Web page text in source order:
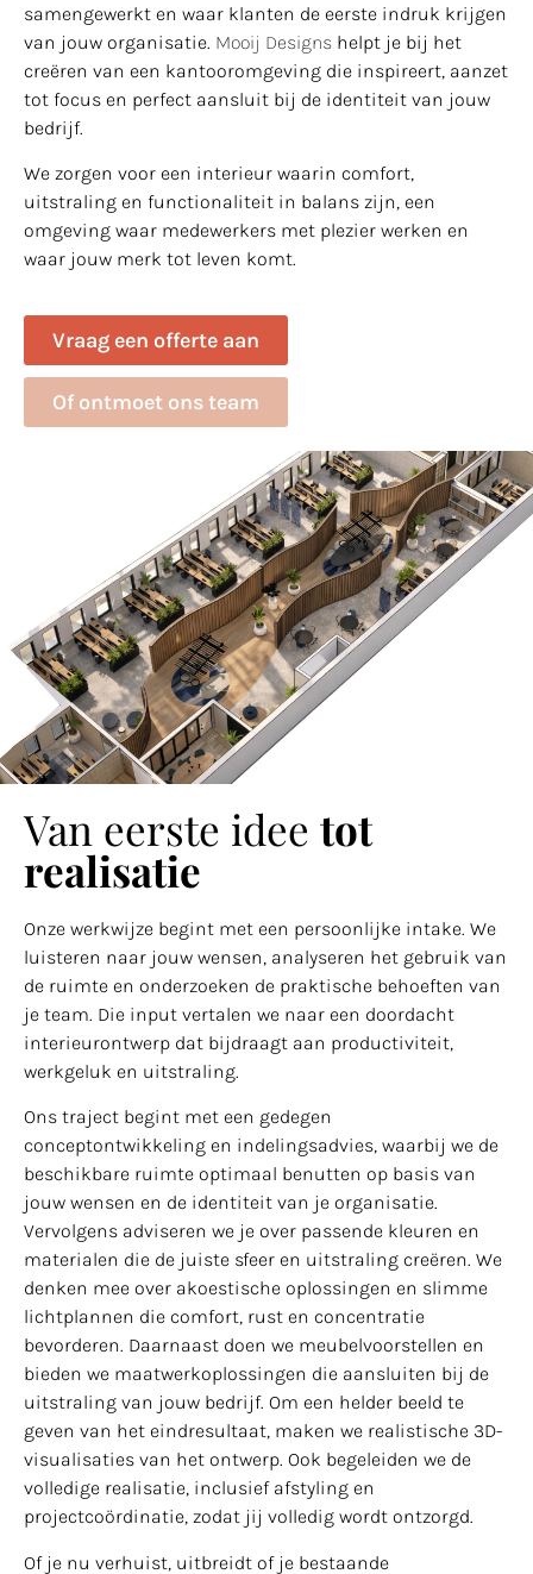
samengewerkt en waar klanten de eerste indruk krijgen
van jouw organisatie. Mooij Designs helpt je bij het
creëren van een kantooromgeving die inspireert, aanzet
tot focus en perfect aansluit bij de identiteit van jouw
bedrijf.
We zorgen voor een interieur waarin comfort,
uitstraling en functionaliteit in balans zijn, een
omgeving waar medewerkers met plezier werken en
waar jouw merk tot leven komt.
Vraag een offerte aan
Of ontmoet ons team
Van eerste idee tot
realisatie
Onze werkwijze begint met een persoonlijke intake. We
luisteren naar jouw wensen, analyseren het gebruik van
de ruimte en onderzoeken de praktische behoeften van
je team. Die input vertalen we naar een doordacht
interieurontwerp dat bijdraagt aan productiviteit,
werkgeluk en uitstraling.
Ons traject begint met een gedegen
conceptontwikkeling en indelingsadvies, waarbij we de
beschikbare ruimte optimaal benutten op basis van
jouw wensen en de identiteit van je organisatie.
Vervolgens adviseren we je over passende kleuren en
materialen die de juiste sfeer en uitstraling creëren. We
denken mee over akoestische oplossingen en slimme
lichtplannen die comfort, rust en concentratie
bevorderen. Daarnaast doen we meubelvoorstellen en
bieden we maatwerkoplossingen die aansluiten bij de
uitstraling van jouw bedrijf. Om een helder beeld te
geven van het eindresultaat, maken we realistische 3D-
visualisaties van het ontwerp. Ook begeleiden we de
volledige realisatie, inclusief afstyling en
projectcoördinatie, zodat jij volledig wordt ontzorgd.
Of je nu verhuist, uitbreidt of je bestaande